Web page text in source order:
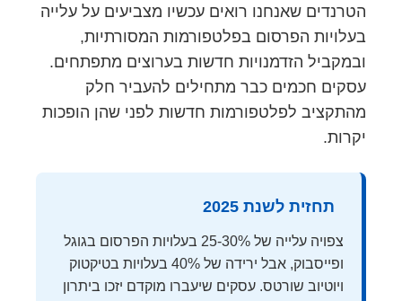
הטרנדים שאנחנו רואים עכשיו מצביעים על עלייה
בעלויות הפרסום בפלטפורמות המסורתיות,
ובמקביל הזדמנויות חדשות בערוצים מתפתחים.
עסקים חכמים כבר מתחילים להעביר חלק
מהתקציב לפלטפורמות חדשות לפני שהן הופכות
יקרות.
תחזית לשנת 2025
צפויה עלייה של 25-30% בעלויות הפרסום בגוגל
ופייסבוק, אבל ירידה של 40% בעלויות בטיקטוק
ויוטיוב שורטס. עסקים שיעברו מוקדם יזכו ביתרון